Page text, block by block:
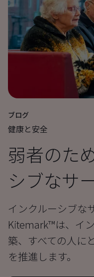
ブログ
健康と安全
弱者のた
シブなサ
インクルーシブな
Kitemark™は、イ
築、すべての人に
を推進します。